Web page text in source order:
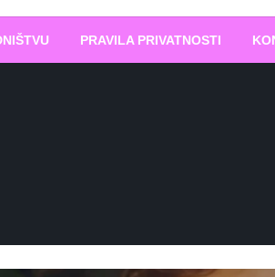
Biram DOBRO
PRAVILA PRIVATNOSTI